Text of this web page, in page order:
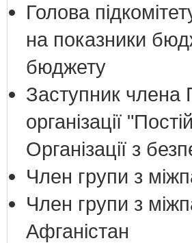
Голова
на показники
бюджету
Заступник члена
організації
Організації з
Член групи з
Член групи з
Афганістан